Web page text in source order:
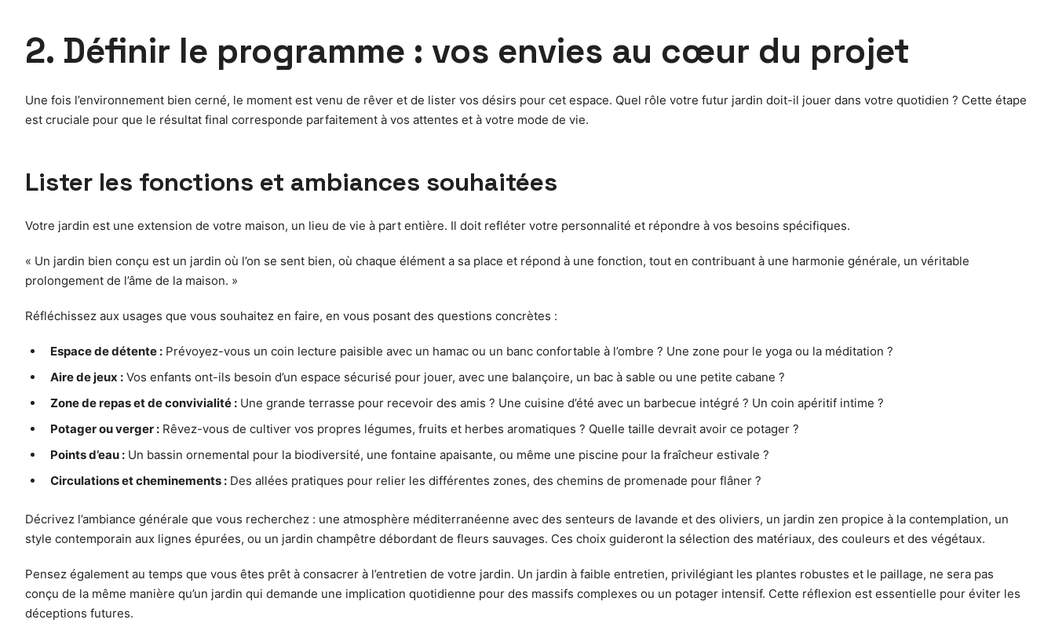
2. Définir le programme : vos envies au cœur du projet
Une fois l’environnement bien cerné, le moment est venu de rêver et de lister vos désirs pour cet espace. Quel rôle votre futur jardin doit-il jouer dans votre quotidien ? Cette étape
est cruciale pour que le résultat final corresponde parfaitement à vos attentes et à votre mode de vie.
Lister les fonctions et ambiances souhaitées
Votre jardin est une extension de votre maison, un lieu de vie à part entière. Il doit refléter votre personnalité et répondre à vos besoins spécifiques.
« Un jardin bien conçu est un jardin où l’on se sent bien, où chaque élément a sa place et répond à une fonction, tout en contribuant à une harmonie générale, un véritable
prolongement de l’âme de la maison. »
Réfléchissez aux usages que vous souhaitez en faire, en vous posant des questions concrètes :
Espace de détente : Prévoyez-vous un coin lecture paisible avec un hamac ou un banc confortable à l’ombre ? Une zone pour le yoga ou la méditation ?
Aire de jeux : Vos enfants ont-ils besoin d’un espace sécurisé pour jouer, avec une balançoire, un bac à sable ou une petite cabane ?
Zone de repas et de convivialité : Une grande terrasse pour recevoir des amis ? Une cuisine d’été avec un barbecue intégré ? Un coin apéritif intime ?
Potager ou verger : Rêvez-vous de cultiver vos propres légumes, fruits et herbes aromatiques ? Quelle taille devrait avoir ce potager ?
Points d’eau : Un bassin ornemental pour la biodiversité, une fontaine apaisante, ou même une piscine pour la fraîcheur estivale ?
Circulations et cheminements : Des allées pratiques pour relier les différentes zones, des chemins de promenade pour flâner ?
Décrivez l’ambiance générale que vous recherchez : une atmosphère méditerranéenne avec des senteurs de lavande et des oliviers, un jardin zen propice à la contemplation, un
style contemporain aux lignes épurées, ou un jardin champêtre débordant de fleurs sauvages. Ces choix guideront la sélection des matériaux, des couleurs et des végétaux.
Pensez également au temps que vous êtes prêt à consacrer à l’entretien de votre jardin. Un jardin à faible entretien, privilégiant les plantes robustes et le paillage, ne sera pas
conçu de la même manière qu’un jardin qui demande une implication quotidienne pour des massifs complexes ou un potager intensif. Cette réflexion est essentielle pour éviter les
déceptions futures.